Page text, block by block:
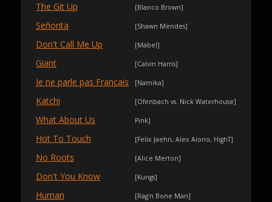
The Git Up [Blanco Brown]
Señorita [Shawn Mendes]
Don't Call Me Up [Mabel]
Giant [Calvin Harris]
Je ne parle pas Francais [Namika]
Katchi [Ofenbach vs. Nick Waterhouse]
What About Us Pink]
Hot To Touch [Felix Jaehn, Alex Aiono, HighT]
No Roots [Alice Merton]
Don't You Know [Kungs]
Human [Rag'n Bone Man]